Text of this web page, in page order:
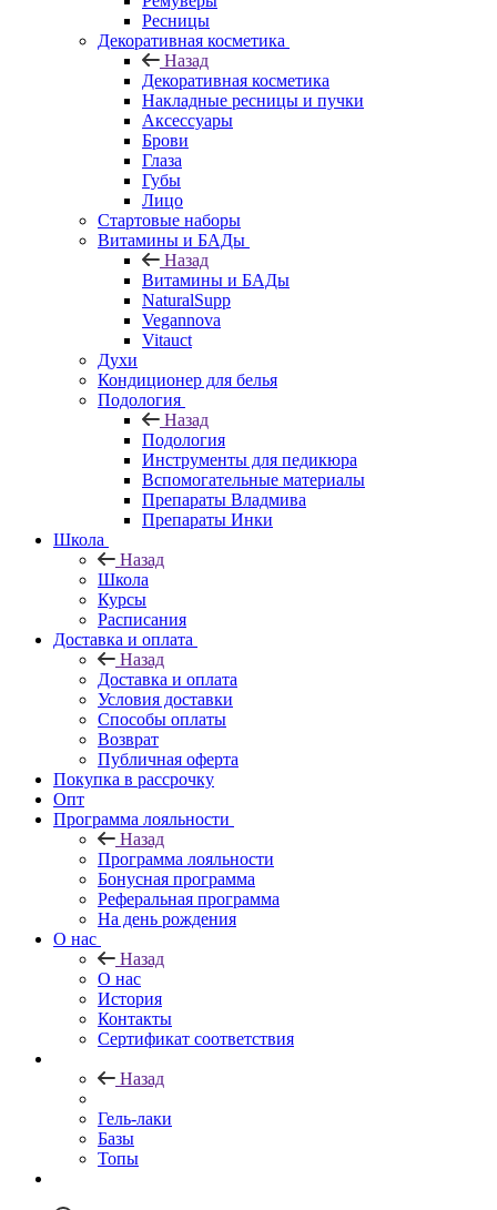
Ресницы
Декоративная косметика
Назад
Декоративная косметика
Накладные ресницы и пучки
Аксессуары
Брови
Глаза
Губы
Лицо
Стартовые наборы
Витамины и БАДы
Назад
Витамины и БАДы
NaturalSupp
Vegannova
Vitauct
Духи
Кондиционер для белья
Подология
Назад
Подология
Инструменты для педикюра
Вспомогательные материалы
Препараты Владмива
Препараты Инки
Школа
Назад
Школа
Курсы
Расписания
Доставка и оплата
Назад
Доставка и оплата
Условия доставки
Способы оплаты
Возврат
Публичная оферта
Покупка в рассрочку
Опт
Программа лояльности
Назад
Программа лояльности
Бонусная программа
Реферальная программа
На день рождения
О нас
Назад
О нас
История
Контакты
Сертификат соответствия
Назад
Гель-лаки
Базы
Топы